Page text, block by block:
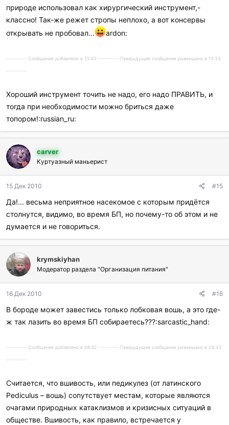
природе использовал как хирургический инструмент,-
классно! Так-же режет стропы неплохо, а вот консервы
открывать не пробовал...
ardon:
---------- Сообщение добавлено в 13:40 ---------- Предыдущее сообщение размещено в 13:33
----------
Хороший инструмент точить не надо, его надо ПРАВИТЬ, и
тогда при необходимости можно бриться даже
топором!:russian_ru:
carver
Куртуазный маньерист
15 Дек 2010 #15
Да!... весьма неприятное насекомое с которым придётся
столнутся, видимо, во время БП, но почему-то об этом и не
думается и не говориться.
krymskiyhan
Модератор раздела "Организация питания"
16 Дек 2010 #16
В бороде может завестись только лобковая вошь, а это где-
ж так лазить во время БП собираетесь???:sarcastic_hand:
---------- Сообщение добавлено в 06:52 ---------- Предыдущее сообщение размещено в 06:42
----------
Считается, что вшивость, или педикулез (от латинского
Pediculus – вошь) сопутствует местам, которые являются
очагами природных катаклизмов и кризисных ситуаций в
обществе. Вшивость, как правило, встречается у